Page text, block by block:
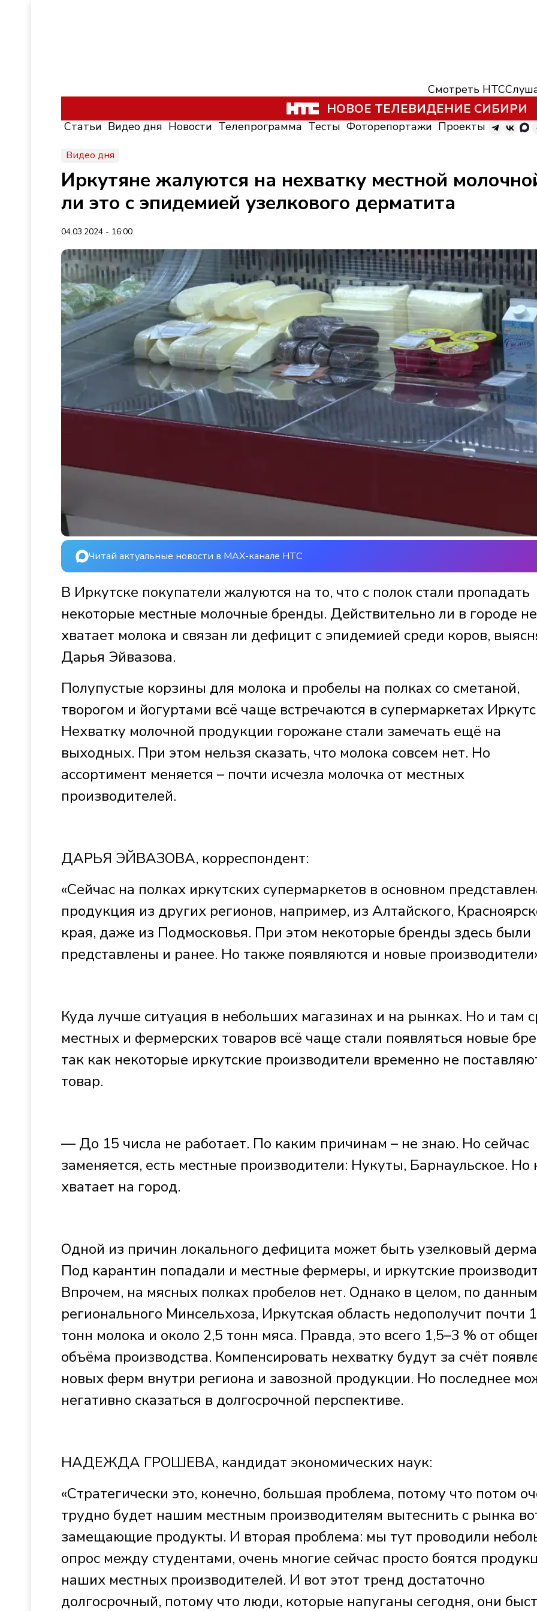
Смотреть НТС
НОВОЕ ТЕЛЕВИДЕНИЕ СИБИРИ
Статьи Видео дня Новости Телепрограмма Тесты Фоторепортажи Проекты
Видео дня
Иркутяне жалуются на нехватку местной
ли это с эпидемией узелкового дерматита
04.03.2024 - 16:00
Читай актуальные новости в MAX-канале НТС
В Иркутске покупатели жалуются на то, что с полок стали пропадать
некоторые местные молочные бренды. Действительно ли в городе не
хватает молока и связан ли дефицит с эпидемией среди коров,
Дарья Эйвазова.
Полупустые корзины для молока и пробелы на полках со сметаной,
творогом и йогуртами всё чаще встречаются в супермаркетах
Нехватку молочной продукции горожане стали замечать ещё на
выходных. При этом нельзя сказать, что молока совсем нет. Но
ассортимент меняется – почти исчезла молочка от местных
производителей.
ДАРЬЯ ЭЙВАЗОВА, корреспондент:
«Сейчас на полках иркутских супермаркетов в основном
продукция из других регионов, например, из Алтайского,
края, даже из Подмосковья. При этом некоторые бренды здесь были
представлены и ранее. Но также появляются и новые
Куда лучше ситуация в небольших магазинах и на рынках. Но и там
местных и фермерских товаров всё чаще стали появляться новые
так как некоторые иркутские производители временно не
товар.
— До 15 числа не работает. По каким причинам – не знаю. Но сейчас
заменяется, есть местные производители: Нукуты, Барнаульское. Но
хватает на город.
Одной из причин локального дефицита может быть узелковый
Под карантин попадали и местные фермеры, и иркутские
Впрочем, на мясных полках пробелов нет. Однако в целом, по данным
регионального Минсельхоза, Иркутская область недополучит почти
тонн молока и около 2,5 тонн мяса. Правда, это всего 1,5–3 % от
объёма производства. Компенсировать нехватку будут за счёт
новых ферм внутри региона и завозной продукции. Но последнее
негативно сказаться в долгосрочной перспективе.
НАДЕЖДА ГРОШЕВА, кандидат экономических наук:
«Стратегически это, конечно, большая проблема, потому что потом
трудно будет нашим местным производителям вытеснить с рынка
замещающие продукты. И вторая проблема: мы тут проводили
опрос между студентами, очень многие сейчас просто боятся
наших местных производителей. И вот этот тренд достаточно
долгосрочный, потому что люди, которые напуганы сегодня, они